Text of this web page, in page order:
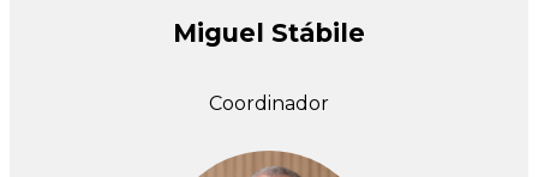
Miguel Stábile
Coordinador